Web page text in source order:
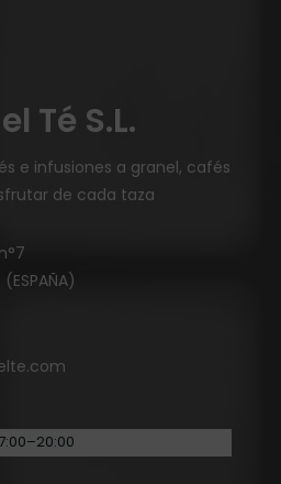
Té S.L.
e infusiones a granel, cafés
de cada taza